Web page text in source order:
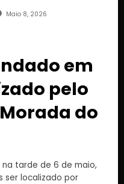
Maio 8, 2026
em
pelo
do
tarde de 6 de maio,
ser localizado por